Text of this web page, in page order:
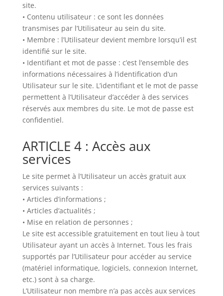
site.
• Contenu utilisateur : ce sont les données
transmises par l’Utilisateur au sein du site.
• Membre : l’Utilisateur devient membre lorsqu’il est
identifié sur le site.
• Identifiant et mot de passe : c’est l’ensemble des
informations nécessaires à l’identification d’un
Utilisateur sur le site. L’identifiant et le mot de passe
permettent à l’Utilisateur d’accéder à des services
réservés aux membres du site. Le mot de passe est
confidentiel.
ARTICLE 4 : Accès aux
services
Le site permet à l’Utilisateur un accès gratuit aux
services suivants :
• Articles d’informations ;
• Articles d’actualités ;
• Mise en relation de personnes ;
Le site est accessible gratuitement en tout lieu à tout
Utilisateur ayant un accès à Internet. Tous les frais
supportés par l’Utilisateur pour accéder au service
(matériel informatique, logiciels, connexion Internet,
etc.) sont à sa charge.
L’Utilisateur non membre n’a pas accès aux services